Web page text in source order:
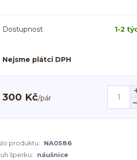
Dostupnost 1-2
Nejsme plátci DPH
300 Kč/pár
produktu: NA0586
šperku:
náušnice